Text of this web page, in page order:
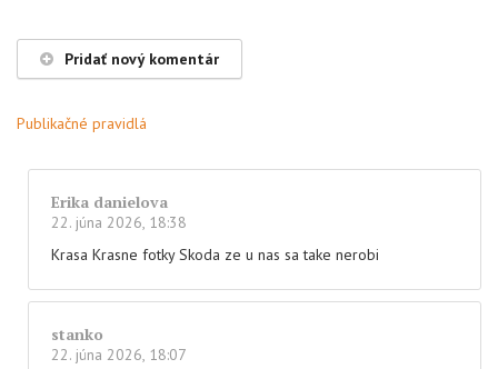
Pridať nový komentár
Publikačné pravidlá
Erika danielova
22. júna 2026, 18:38
Krasa Krasne fotky Skoda ze u nas sa take nerobi
stanko
22. júna 2026, 18:07